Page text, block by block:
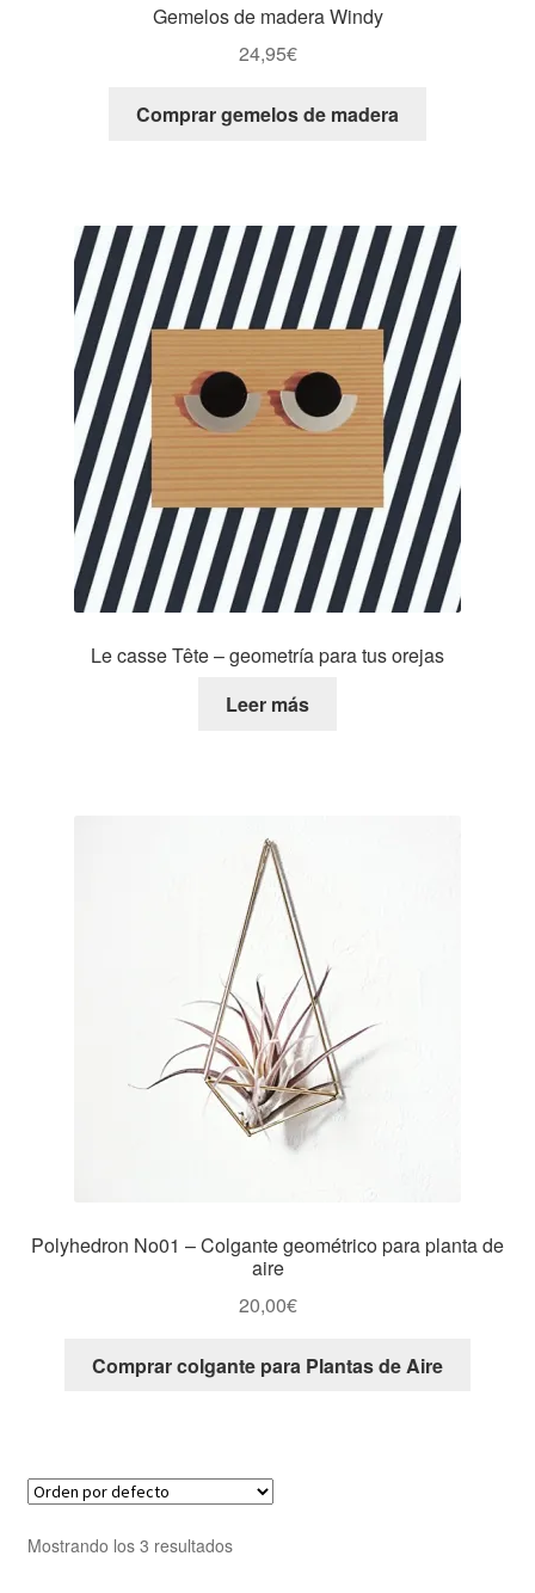
Gemelos de madera Windy
24,95€
Comprar gemelos de madera
Le casse Tête – geometría para tus orejas
Leer más
Polyhedron No01 – Colgante geométrico para planta de
aire
20,00€
Comprar colgante para Plantas de Aire
Mostrando los 3 resultados